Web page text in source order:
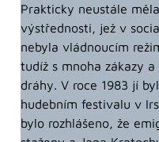
Prakticky neustále
výstřednosti, jež v
nebyla vládnoucím
tudíž s mnoha zákazy
dráhy. V roce 1983 jí
hudebním festivalu v
bylo rozhlášeno, že